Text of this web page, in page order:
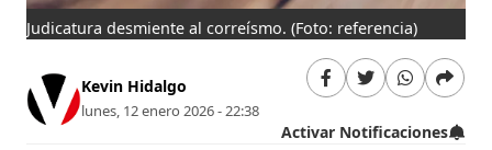
Judicatura desmiente al correísmo. (Foto: referencia)
Kevin Hidalgo
lunes, 12 enero 2026 - 22:38
Activar Notificaciones